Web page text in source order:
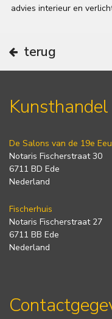
advies interieur en
terug
De Salons van de 19e
Notaris Fischerstraat 30
6711 BD Ede
Nederland
Fischerhuis
Notaris Fischerstraat 27
6711 BB Ede
Nederland